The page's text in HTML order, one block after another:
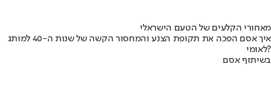
מאחורי הקלעים של הטעם הישראלי
איך אסם הפכה את תקופת הצנע והמחסור הקשה של שנות ה-40 למותג
לאומי?
בשיתוף אסם